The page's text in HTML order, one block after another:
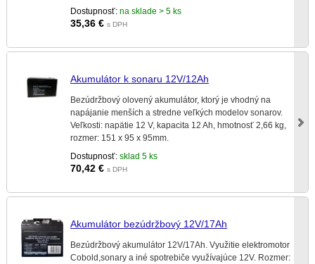
rozmery 150x98x93 mm.
Dostupnosť:na sklade > 5 ks
35,36 € s DPH
Akumulátor k sonaru 12V/12Ah
Bezúdržbový olovený akumulátor, ktorý je vhodný na
napájanie menších a stredne veľkých modelov sonarov.
Veľkosti: napätie 12 V, kapacita 12 Ah, hmotnosť 2,66 kg,
rozmer: 151 x 95 x 95mm.
Dostupnosť:sklad 5 ks
70,42 € s DPH
Akumulátor bezúdržbový 12V/17Ah
Bezúdržbový akumulátor 12V/17Ah. Využitie elektromotor
Cobold,sonary a iné spotrebiče využívajúce 12V. Rozmer: